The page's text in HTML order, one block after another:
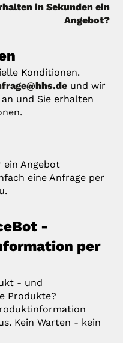
in Sekunden ein
Angebot?
Konditionen.
und wir
und Sie erhalten
ein Angebot
eine Anfrage per
-
per
- und
Produkte?
Kein Warten - kein